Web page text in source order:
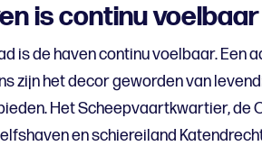
is continu voelbaar
is de haven continu voelbaar. Een
zijn het decor geworden van
Het Scheepvaartkwartier, de
en schiereiland